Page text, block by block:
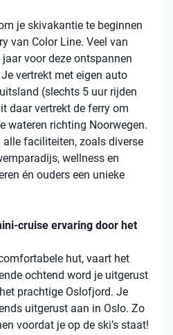
je skivakantie te beginnen
van Color Line. Veel van
voor deze ontspannen
vertrekt met eigen auto
(slechts 5 uur rijden
daar vertrekt de ferry om
wateren richting Noorwegen.
alle faciliteiten, zoals diverse
wellness en
én ouders een unieke
cruise ervaring door het
hut, vaart het
ochtend word je uitgerust
prachtige Oslofjord. Je
uitgerust aan in Oslo. Zo
voordat je op de ski’s staat!